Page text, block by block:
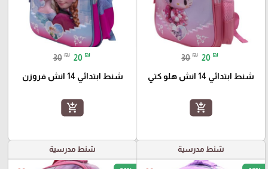
30 ₪ 20 ₪
شنط ابتدائي 14 انش هلو كتي
add_shopping_cart
30 ₪ 20 ₪
شنط ابتدائي 14 انش فروزن
add_shopping_cart
شنط مدرسية شنط مدرسية